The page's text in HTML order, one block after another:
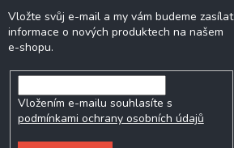
Vložte svůj e-mail a my vám budeme zasílat
informace o nových produktech na našem
e-shopu.
Vložením e-mailu souhlasíte s
podmínkami ochrany osobních údajů